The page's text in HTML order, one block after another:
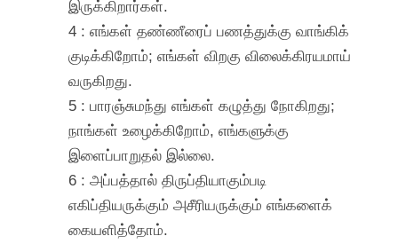
இருக்கிறார்கள்.
4 : எங்கள் தண்ணீரைப் பணத்துக்கு வாங்கிக்
குடிக்கிறோம்; எங்கள் விறகு விலைக்கிரயமாய்
வருகிறது.
5 : பாரஞ்சுமந்து எங்கள் கழுத்து நோகிறது;
நாங்கள் உழைக்கிறோம், எங்களுக்கு
இளைப்பாறுதல் இல்லை.
6 : அப்பத்தால் திருப்தியாகும்படி
எகிப்தியருக்கும் அசீரியருக்கும் எங்களைக்
கையளித்தோம்.